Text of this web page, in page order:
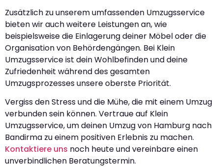
Zusätzlich zu unserem umfassenden Umzugsservice
bieten wir auch weitere Leistungen an, wie
beispielsweise die Einlagerung deiner Möbel oder die
Organisation von Behördengängen. Bei Klein
Umzugsservice ist dein Wohlbefinden und deine
Zufriedenheit während des gesamten
Umzugsprozesses unsere oberste Priorität.
Vergiss den Stress und die Mühe, die mit einem Umzug
verbunden sein können. Vertraue auf Klein
Umzugsservice, um deinen Umzug von Hamburg nach
Bandirma zu einem positiven Erlebnis zu machen.
Kontaktiere uns noch heute und vereinbare einen
unverbindlichen Beratungstermin.